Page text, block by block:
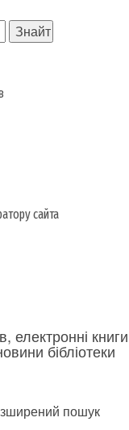
сайта
електронні
бібліотеки
пошук